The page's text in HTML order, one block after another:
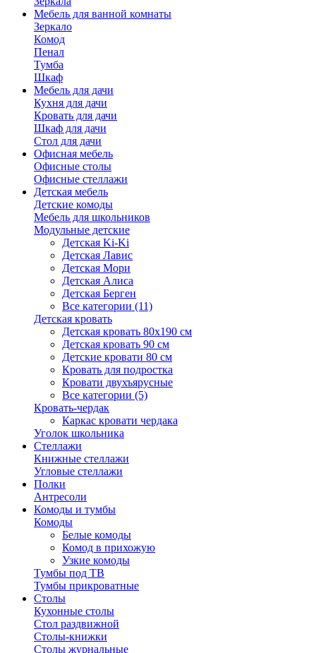
Мебель для ванной комнаты
Зеркало
Комод
Пенал
Тумба
Шкаф
Мебель для дачи
Кухня для дачи
Кровать для дачи
Шкаф для дачи
Стол для дачи
Офисная мебель
Офисные столы
Офисные стеллажи
Детская мебель
Детские комоды
Мебель для школьников
Модульные детские
Детская Ki-Ki
Детская Лавис
Детская Мори
Детская Алиса
Детская Берген
Все категории (11)
Детская кровать
Детская кровать 80х190 см
Детская кровать 90 см
Детские кровати 80 см
Кровать для подростка
Кровати двухъярусные
Все категории (5)
Кровать-чердак
Каркас кровати чердака
Уголок школьника
Стеллажи
Книжные стеллажи
Угловые стеллажи
Полки
Антресоли
Комоды и тумбы
Комоды
Белые комоды
Комод в прихожую
Узкие комоды
Тумбы под ТВ
Тумбы прикроватные
Столы
Кухонные столы
Стол раздвижной
Столы-книжки
Столы журнальные